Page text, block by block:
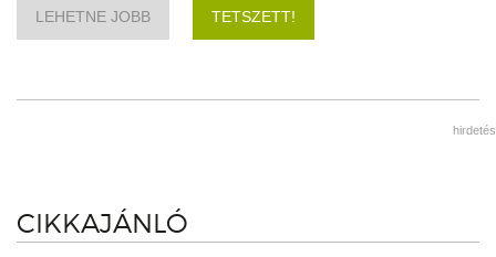
LEHETNE JOBB TETSZETT!
hirdetés
CIKKAJÁNLÓ